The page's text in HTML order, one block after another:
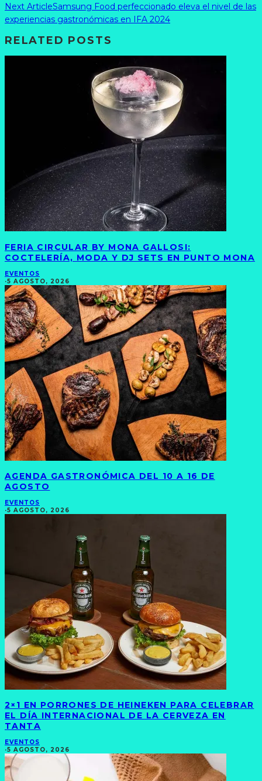
Next ArticleSamsung Food perfeccionado eleva el nivel de las
experiencias gastronómicas en IFA 2024
RELATED POSTS
FERIA CIRCULAR BY MONA GALLOSI:
COCTELERÍA, MODA Y DJ SETS EN PUNTO MONA
EVENTOS
·5 AGOSTO, 2026
AGENDA GASTRONÓMICA DEL 10 A 16 DE
AGOSTO
EVENTOS
·5 AGOSTO, 2026
2×1 EN PORRONES DE HEINEKEN PARA CELEBRAR
EL DÍA INTERNACIONAL DE LA CERVEZA EN
TANTA
EVENTOS
·5 AGOSTO, 2026